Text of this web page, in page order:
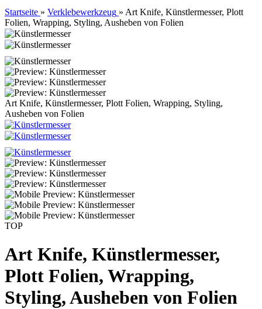
Startseite » Verklebewerkzeug » Art Knife, Künstlermesser, Plott
Folien, Wrapping, Styling, Ausheben von Folien
Art Knife, Künstlermesser, Plott Folien, Wrapping, Styling,
Ausheben von Folien
TOP
Art Knife, Künstlermesser,
Plott Folien, Wrapping,
Styling, Ausheben von Folien